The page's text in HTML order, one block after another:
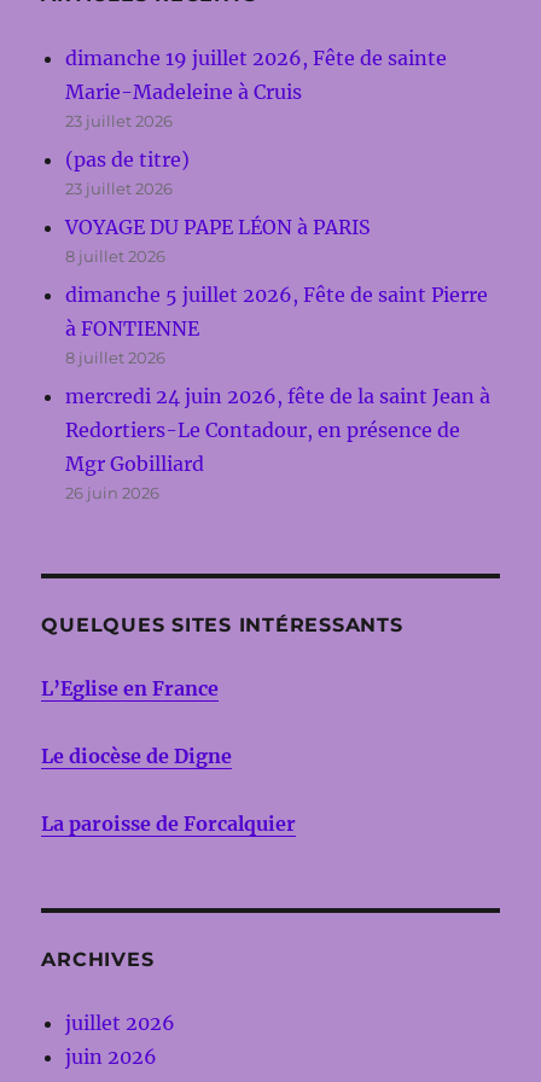
dimanche 19 juillet 2026, Fête de sainte
Marie-Madeleine à Cruis
23 juillet 2026
(pas de titre)
23 juillet 2026
VOYAGE DU PAPE LÉON à PARIS
8 juillet 2026
dimanche 5 juillet 2026, Fête de saint Pierre
à FONTIENNE
8 juillet 2026
mercredi 24 juin 2026, fête de la saint Jean à
Redortiers-Le Contadour, en présence de
Mgr Gobilliard
26 juin 2026
QUELQUES SITES INTÉRESSANTS
L’Eglise en France
Le diocèse de Digne
La paroisse de Forcalquier
ARCHIVES
juillet 2026
juin 2026